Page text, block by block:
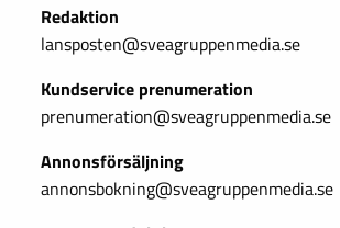
Redaktion
lansposten@sveagruppenmedia.se
Kundservice prenumeration
prenumeration@sveagruppenmedia.se
Annonsförsäljning
annonsbokning@sveagruppenmedia.se